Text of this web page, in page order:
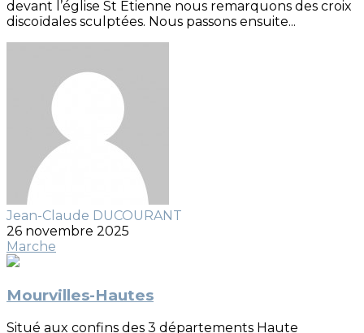
devant l’église St Etienne nous remarquons des croix
discoïdales sculptées. Nous passons ensuite...
Jean-Claude DUCOURANT
26 novembre 2025
Marche
Mourvilles-Hautes
Situé aux confins des 3 départements Haute